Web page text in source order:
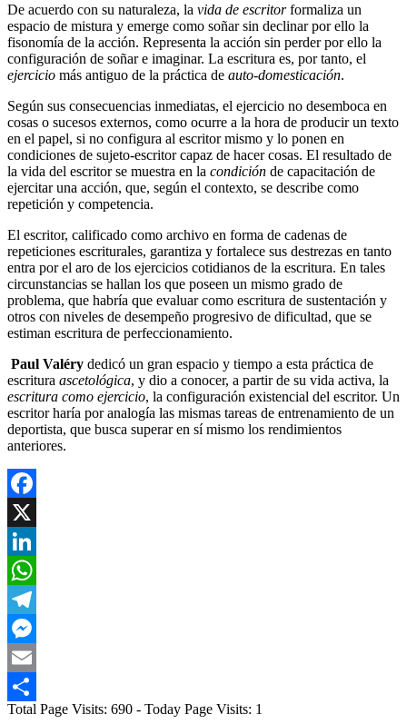
De acuerdo con su naturaleza, la vida de escritorformaliza un
espacio de mistura y emerge como soñar sin declinar por ello la
fisonomía de la acción. Representa la acción sin perder por ello la
configuración de soñar e imaginar. La escritura es, por tanto, el
ejercicio más antiguo de la práctica de auto-domesticación.
Según sus consecuencias inmediatas, el ejercicio no desemboca en
cosas o sucesos externos, como ocurre a la hora de producir un texto
en el papel, si no configura al escritor mismo y lo ponen en
condiciones de sujeto-escritor capaz de hacer cosas. El resultado de
la vida del escritor se muestra en la condición de capacitación de
ejercitar una acción, que, según el contexto, se describe como
repetición y competencia.
El escritor, calificado como archivo en forma de cadenas de
repeticiones escriturales, garantiza y fortalece sus destrezas en tanto
entra por el aro de los ejercicios cotidianos de la escritura. En tales
circunstancias se hallan los que poseen un mismo grado de
problema, que habría que evaluar como escritura de sustentación y
otros con niveles de desempeño progresivo de dificultad, que se
estiman escritura de perfeccionamiento.
Paul Valéry dedicó un gran espacio y tiempo a esta práctica de
escritura ascetológica, y dio a conocer, a partir de su vida activa, la
escritura como ejercicio, la configuración existencial del escritor. Un
escritor haría por analogía las mismas tareas de entrenamiento de un
deportista, que busca superar en sí mismo los rendimientos
anteriores.
Facebook
X
LinkedIn
WhatsApp
Telegram
Messenger
Email
Compartir
Total Page Visits: 690 - Today Page Visits: 1